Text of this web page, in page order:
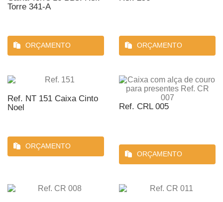
Torre 341-A
ORÇAMENTO ORÇAMENTO
Ref. NT 151 Caixa Cinto
Noel
ORÇAMENTO
Ref. CRL 005
ORÇAMENTO